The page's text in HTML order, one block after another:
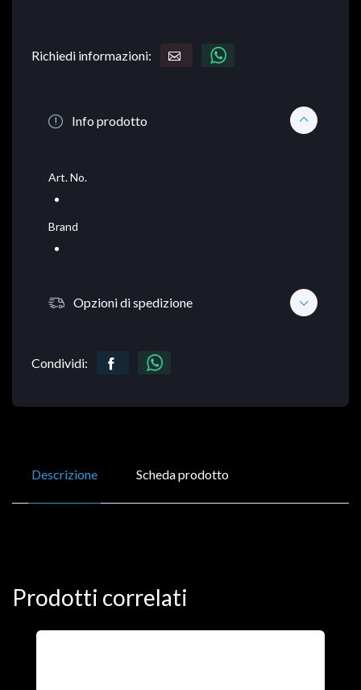
Richiedi informazioni:
Info prodotto
Art. No.
Brand
Opzioni di spedizione
Condividi:
Descrizione Scheda prodotto
Prodotti correlati